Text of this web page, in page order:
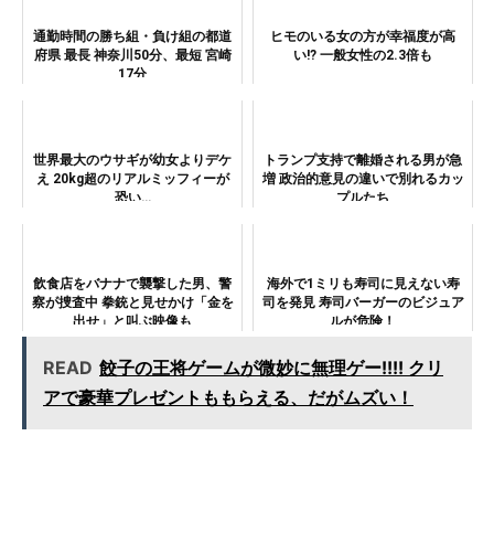
通勤時間の勝ち組・負け組の都道
府県 最長 神奈川50分、最短 宮崎
17分
ヒモのいる女の方が幸福度が高
い!? 一般女性の2.3倍も
世界最大のウサギが幼女よりデケ
え 20kg超のリアルミッフィーが
恐い…
トランプ支持で離婚される男が急
増 政治的意見の違いで別れるカッ
プルたち
飲食店をバナナで襲撃した男、警
察が捜査中 拳銃と見せかけ「金を
出せ」と叫ぶ映像も
海外で1ミリも寿司に見えない寿
司を発見 寿司バーガーのビジュア
ルが危険！
READ 餃子の王将ゲームが微妙に無理ゲー!!!! クリ
アで豪華プレゼントももらえる、だがムズい！